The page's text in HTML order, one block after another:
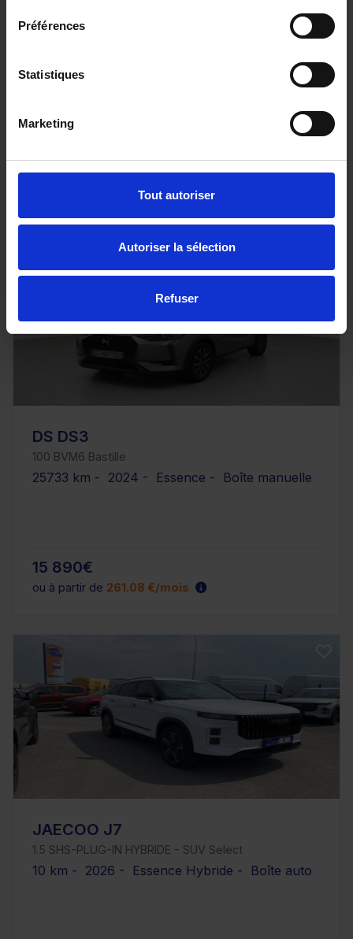
Préférences
Statistiques
Marketing
Tout autoriser
Autoriser la sélection
Refuser
20 km - 2025 - Essence - Boîte manuelle
29 890€
491.4 €/mois
DS DS3
100 BVM6 Bastille
25733 km - 2024 - Essence - Boîte manuelle
15 890€
ou à partir de 261.08 €/mois
JAECOO J7
1.5 SHS-PLUG-IN HYBRIDE - SUV Select
10 km - 2026 - Essence Hybride - Boîte auto